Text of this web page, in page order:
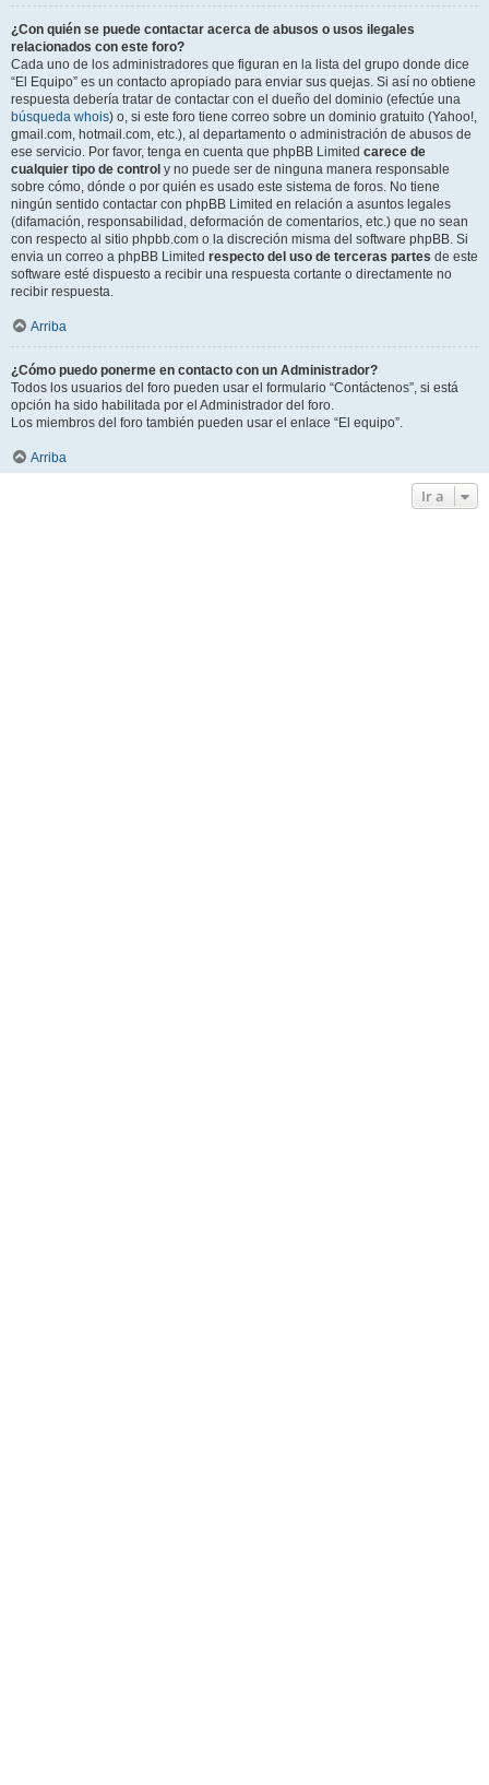
¿Con quién se puede contactar acerca de abusos o usos ilegales
relacionados con este foro?
Cada uno de los administradores que figuran en la lista del grupo donde dice
“El Equipo” es un contacto apropiado para enviar sus quejas. Si así no obtiene
respuesta debería tratar de contactar con el dueño del dominio (efectúe una
búsqueda whois) o, si este foro tiene correo sobre un dominio gratuito (Yahoo!,
gmail.com, hotmail.com, etc.), al departamento o administración de abusos de
ese servicio. Por favor, tenga en cuenta que phpBB Limited carece de
cualquier tipo de control y no puede ser de ninguna manera responsable
sobre cómo, dónde o por quién es usado este sistema de foros. No tiene
ningún sentido contactar con phpBB Limited en relación a asuntos legales
(difamación, responsabilidad, deformación de comentarios, etc.) que no sean
con respecto al sitio phpbb.com o la discreción misma del software phpBB. Si
envia un correo a phpBB Limited respecto del uso de terceras partes de este
software esté dispuesto a recibir una respuesta cortante o directamente no
recibir respuesta.
Arriba
¿Cómo puedo ponerme en contacto con un Administrador?
Todos los usuarios del foro pueden usar el formulario “Contáctenos”, si está
opción ha sido habilitada por el Administrador del foro.
Los miembros del foro también pueden usar el enlace “El equipo”.
Arriba
Ir a